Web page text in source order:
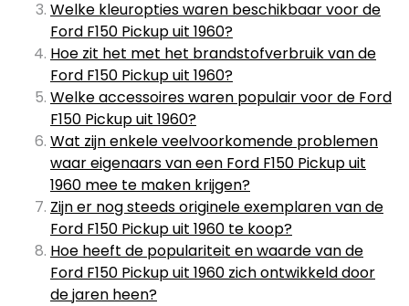
Welke kleuropties waren beschikbaar voor de
Ford F150 Pickup uit 1960?
Hoe zit het met het brandstofverbruik van de
Ford F150 Pickup uit 1960?
Welke accessoires waren populair voor de Ford
F150 Pickup uit 1960?
Wat zijn enkele veelvoorkomende problemen
waar eigenaars van een Ford F150 Pickup uit
1960 mee te maken krijgen?
Zijn er nog steeds originele exemplaren van de
Ford F150 Pickup uit 1960 te koop?
Hoe heeft de populariteit en waarde van de
Ford F150 Pickup uit 1960 zich ontwikkeld door
de jaren heen?